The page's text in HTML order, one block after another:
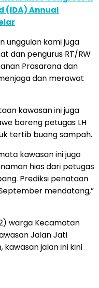
(IDA) Annual
unggulan kami juga
dan pengurus RT/RW
Prasarana dan
dan merawat
kawasan ini juga
bareng petugas LH
tertib buang sampah.
kawasan ini juga
hias dari petugas
Prediksi penataan
mendatang,”
warga Kecamatan
Jalan Jati
jalan ini kini